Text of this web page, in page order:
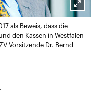
Lightbox
als Beweis, dass die
den Kassen in Westfalen-
Vorsitzende Dr. Bernd